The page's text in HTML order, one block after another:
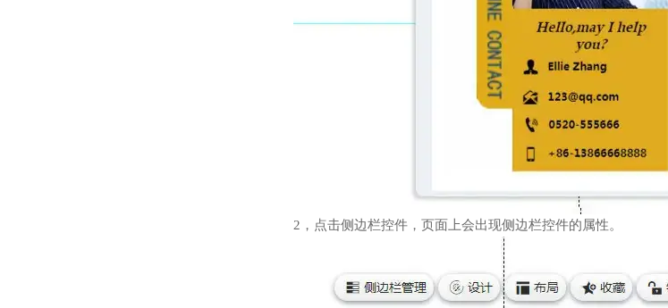
2，点击侧边栏控件，页面上会出现侧边栏控件的属性。